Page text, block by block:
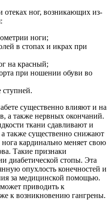
ног, возникающих из-
ноги;
в стопах и икрах при
на красный;
при ношении обуви во
ступней.
существенно влияют и на
а также нервных окончаний.
ткани сдавливают и
также существенно снижают
кардинально меняет свою
Такие признаки
диабетической стопы. Эта
опухлость конечностей и
за медицинской помощью.
приводить к
к возникновению гангрены.